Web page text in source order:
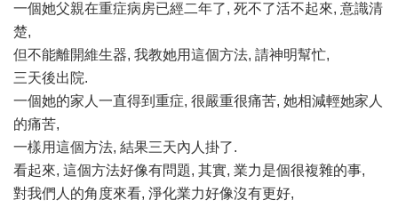
一個她父親在重症病房已經二年了, 死不了活不起來, 意識清
楚,
但不能離開維生器, 我教她用這個方法, 請神明幫忙,
三天後出院.
一個她的家人一直得到重症, 很嚴重很痛苦, 她相減輕她家人
的痛苦,
一樣用這個方法, 結果三天內人掛了.
看起來, 這個方法好像有問題, 其實, 業力是個很複雜的事,
對我們人的角度來看, 淨化業力好像沒有更好,